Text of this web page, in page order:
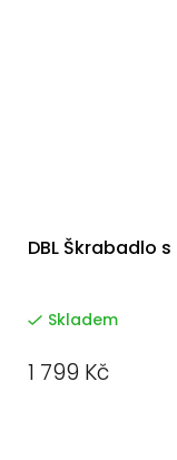
DBL Škrabadlo
Skladem
1 799 Kč